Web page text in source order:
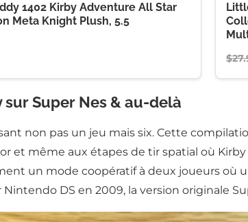
1402 Kirby Adventure All Star
Meta Knight Plush, 5.5
sur Super Nes & au-delà
non pas un jeu mais six. Cette
et même aux étapes de tir spatial où
un mode coopératif à deux joueurs où
DS en 2009, la version originale